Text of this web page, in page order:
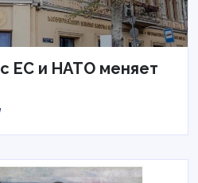
ЕС и НАТО меняет